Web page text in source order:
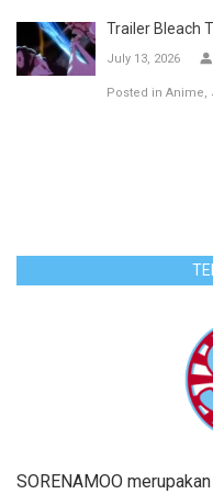
Trailer Bleach
July 13, 2026
Posted in Anime
SORENAMOO